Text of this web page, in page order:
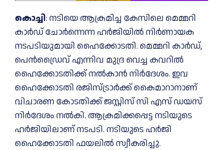
കൊച്ചി: നടിയെ ആക്രമിച്ച കേസിലെ മെമ്മറി
കാര്‍ഡ് ചോര്‍ന്നെന്ന ഹര്‍ജിയില്‍ നിര്‍ണായക
നടപടിയുമായി ഹൈക്കോടതി. മെമ്മറി കാര്‍ഡ്,
പെന്‍ഡ്രൈവ് എന്നിവ മുദ്ര വെച്ച കവറില്‍
ഹൈക്കോടതിക്ക് നല്‍കാന്‍ നിര്‍ദേശം. ഇവ
ഹൈക്കോടതി രജിസ്ട്രാര്‍ക്ക് കൈമാറാനാണ്
വിചാരണ കോടതിക്ക് ജസ്റ്റിസ് സി എസ് ഡയസ്
നിര്‍ദേശം നല്‍കി. ആക്രമിക്കപ്പെട്ട നടിയുടെ
ഹര്‍ജിയിലാണ് നടപടി. നടിയുടെ ഹര്‍ജി
ഹൈക്കോടതി ഫയലില്‍ സ്വീകരിച്ചു.